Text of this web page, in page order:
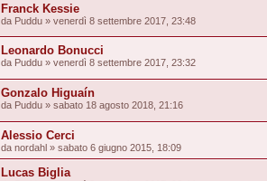
Franck Kessie
da Puddu » venerdì 8 settembre 2017, 23:48
Leonardo Bonucci
da Puddu » venerdì 8 settembre 2017, 23:32
Gonzalo Higuaín
da Puddu » sabato 18 agosto 2018, 21:16
Alessio Cerci
da nordahl » sabato 6 giugno 2015, 18:09
Lucas Biglia